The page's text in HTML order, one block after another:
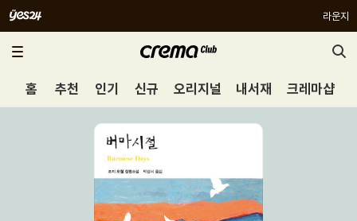
라운지
홈 추천 인기 신규 오리지널 내서재 크레마샵